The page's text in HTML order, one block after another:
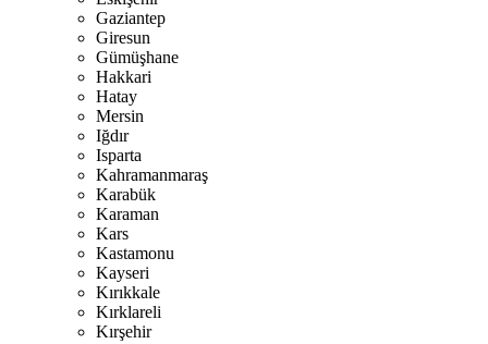
Gaziantep
Giresun
Gümüşhane
Hakkari
Hatay
Mersin
Iğdır
Isparta
Kahramanmaraş
Karabük
Karaman
Kars
Kastamonu
Kayseri
Kırıkkale
Kırklareli
Kırşehir